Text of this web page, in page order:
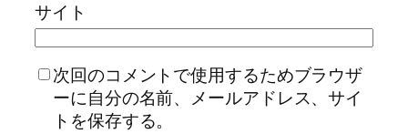
サイト
次回のコメントで使用するためブラウザ
ーに自分の名前、メールアドレス、サイ
トを保存する。